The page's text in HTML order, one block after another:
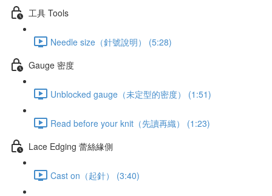
工具 Tools
Needle size（針號說明） (5:28)
Gauge 密度
Unblocked gauge（未定型的密度） (1:51)
Read before your knit（先讀再織） (1:23)
Lace Edging 蕾絲緣側
Cast on（起針） (3:40)